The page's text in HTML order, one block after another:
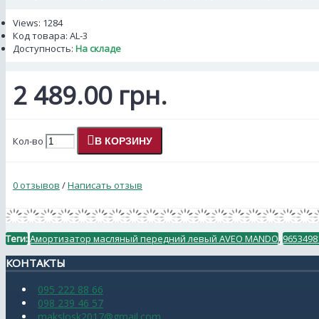
Views: 1284
Код товара: AL-3
Доступность: На складе
2 489.00 грн.
Кол-во В КОРЗИНУ
0 отзывов /Написать отзыв
Теги:Амортизатор масляный передний левый AVEO MANDO,
КОНТАКТЫ
095 222 88 66
098 239 46 57